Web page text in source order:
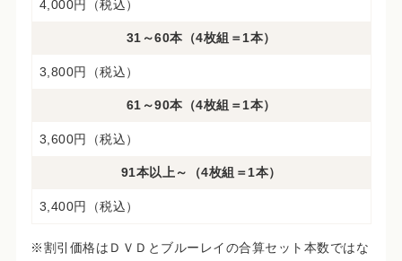
4,000円（税込）
31～60本（4枚組＝1本）
3,800円（税込）
61～90本（4枚組＝1本）
3,600円（税込）
91本以上～（4枚組＝1本）
3,400円（税込）
※割引価格はＤＶＤとブルーレイの合算セット本数ではな